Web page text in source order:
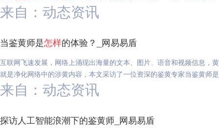
来自：动态资讯
当鉴黄师是怎样的体验？_网易易盾
互联网飞速发展，网络上涌现出海量的文本、图片、语音和视频信息，
就是净化网络中的涉黄内容，本文采访了一位资深的鉴黄专家当鉴黄师是
来自：动态资讯
探访人工智能浪潮下的鉴黄师_网易易盾